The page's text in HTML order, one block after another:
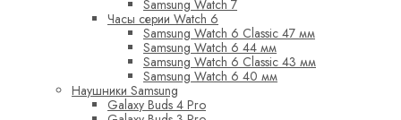
Samsung Watch 7
Часы серии Watch 6
Samsung Watch 6 Classic 47 мм
Samsung Watch 6 44 мм
Samsung Watch 6 Classic 43 мм
Samsung Watch 6 40 мм
Наушники Samsung
Galaxy Buds 4 Pro